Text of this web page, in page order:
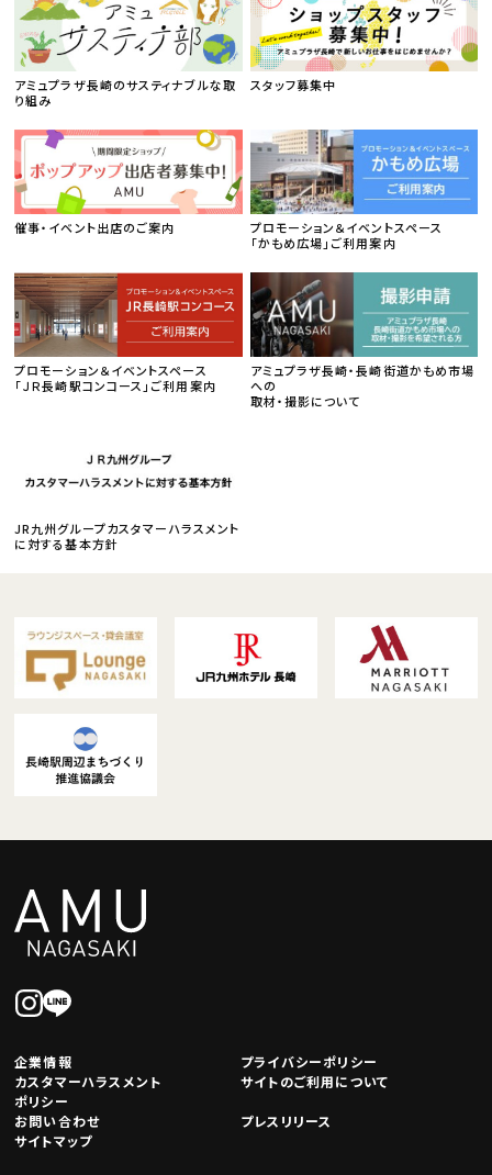
アミュプラザ長崎のサスティナブルな取
り組み
スタッフ募集中
催事・イベント出店のご案内
プロモーション＆イベントスペース
「かもめ広場」ご利用案内
プロモーション＆イベントスペース
「ＪＲ長崎駅コンコース」ご利用案内
アミュプラザ長崎・長崎街道かもめ市場
への
取材・撮影について
JR九州グループカスタマーハラスメント
に対する基本方針
企業情報
プライバシーポリシー
カスタマーハラスメント
ポリシー
サイトのご利用について
お問い合わせ
プレスリリース
サイトマップ